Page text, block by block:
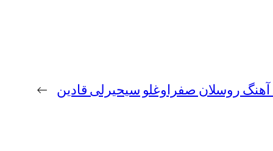
آهنگ روسلان صفراوغلو سیحیرلی قادین →